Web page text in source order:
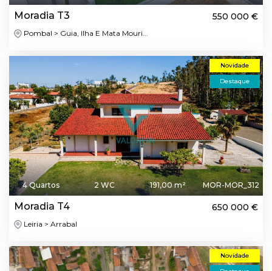
Moradia T3 550 000 €
Pombal > Guia, Ilha E Mata Mouri...
Novidade
Destaque
4 Quartos 2 WC 191,00 m² MOR-MOR_312
Moradia T4 650 000 €
Leiria > Arrabal
Novidade